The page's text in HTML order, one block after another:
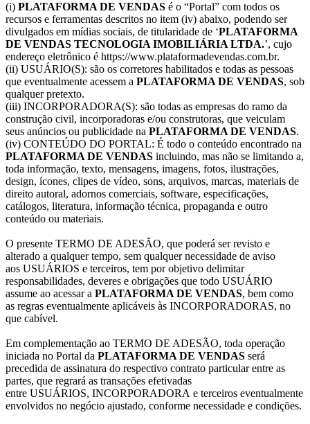
(i) PLATAFORMA DE VENDAS é o “Portal” com todos os
recursos e ferramentas descritos no item (iv) abaixo, podendo ser
divulgados em mídias sociais, de titularidade de ‘PLATAFORMA
DE VENDAS TECNOLOGIA IMOBILIÁRIA LTDA.’, cujo
endereço eletrônico é https://www.plataformadevendas.com.br.
(ii) USUÁRIO(S): são os corretores habilitados e todas as pessoas
que eventualmente acessem a PLATAFORMA DE VENDAS, sob
qualquer pretexto.
(iii) INCORPORADORA(S): são todas as empresas do ramo da
construção civil, incorporadoras e/ou construtoras, que veiculam
seus anúncios ou publicidade na PLATAFORMA DE VENDAS.
(iv) CONTEÚDO DO PORTAL: É todo o conteúdo encontrado na
PLATAFORMA DE VENDAS incluindo, mas não se limitando a,
toda informação, texto, mensagens, imagens, fotos, ilustrações,
design, ícones, clipes de vídeo, sons, arquivos, marcas, materiais de
direito autoral, adornos comerciais, software, especificações,
catálogos, literatura, informação técnica, propaganda e outro
conteúdo ou materiais.
O presente TERMO DE ADESÃO, que poderá ser revisto e
alterado a qualquer tempo, sem qualquer necessidade de aviso
aos USUÁRIOS e terceiros, tem por objetivo delimitar
responsabilidades, deveres e obrigações que todo USUÁRIO
assume ao acessar a PLATAFORMA DE VENDAS, bem como
as regras eventualmente aplicáveis às INCORPORADORAS, no
que cabível.
Em complementação ao TERMO DE ADESÃO, toda operação
iniciada no Portal da PLATAFORMA DE VENDAS será
precedida de assinatura do respectivo contrato particular entre as
partes, que regrará as transações efetivadas
entre USUÁRIOS, INCORPORADORA e terceiros eventualmente
envolvidos no negócio ajustado, conforme necessidade e condições.